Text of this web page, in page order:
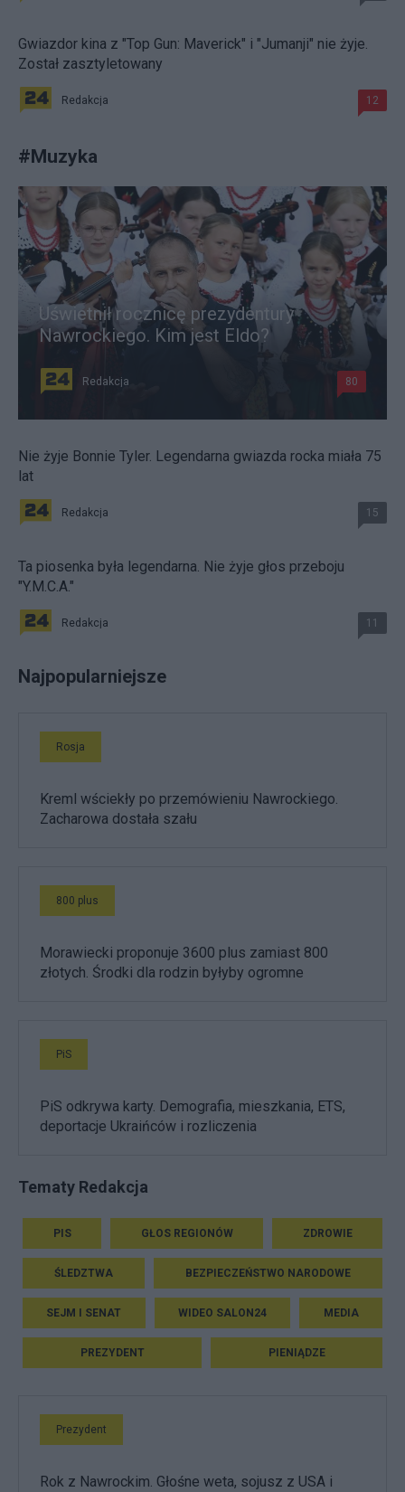
Gwiazdor kina z "Top Gun: Maverick" i "Jumanji" nie żyje.
Został zasztyletowany
Redakcja 12
#Muzyka
Uświetnił rocznicę prezydentury
Nawrockiego. Kim jest Eldo?
Redakcja 80
Nie żyje Bonnie Tyler. Legendarna gwiazda rocka miała 75
lat
Redakcja 15
Ta piosenka była legendarna. Nie żyje głos przeboju
"Y.M.C.A."
Redakcja 11
Najpopularniejsze
Rosja
Kreml wściekły po przemówieniu Nawrockiego.
Zacharowa dostała szału
800 plus
Morawiecki proponuje 3600 plus zamiast 800
złotych. Środki dla rodzin byłyby ogromne
PiS
PiS odkrywa karty. Demografia, mieszkania, ETS,
deportacje Ukraińców i rozliczenia
Tematy Redakcja
PIS GŁOS REGIONÓW ZDROWIE
ŚLEDZTWA BEZPIECZEŃSTWO NARODOWE
SEJM I SENAT WIDEO SALON24 MEDIA
PREZYDENT PIENIĄDZE
Prezydent
Rok z Nawrockim. Głośne weta, sojusz z USA i